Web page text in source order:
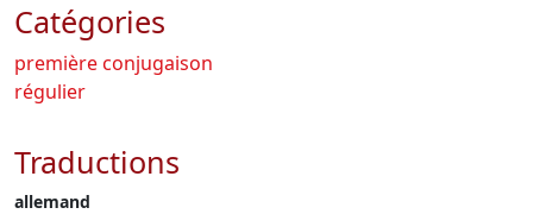
Catégories
première conjugaison
régulier
Traductions
allemand